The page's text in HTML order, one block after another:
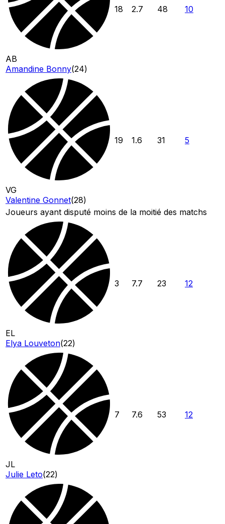
AB
Amandine Bonny(24)
18 2.7 48 10
VG
Valentine Gonnet(28)
19 1.6 31 5
Joueurs ayant disputé moins de la moitié des matchs
EL
Elya Louveton(22)
3 7.7 23 12
JL
Julie Leto(22)
7 7.6 53 12